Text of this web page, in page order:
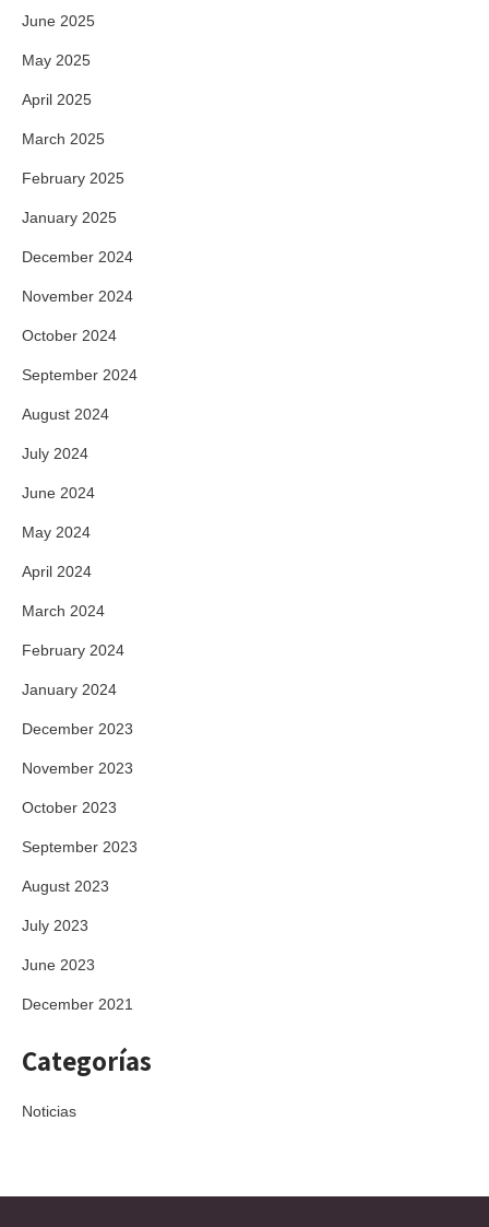
June 2025
May 2025
April 2025
March 2025
February 2025
January 2025
December 2024
November 2024
October 2024
September 2024
August 2024
July 2024
June 2024
May 2024
April 2024
March 2024
February 2024
January 2024
December 2023
November 2023
October 2023
September 2023
August 2023
July 2023
June 2023
December 2021
Categorías
Noticias